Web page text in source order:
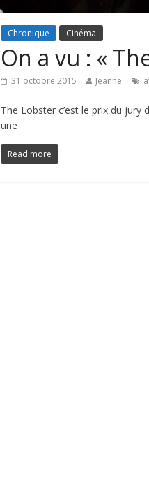
Chronique Cinéma
On a vu : «
31 octobre 2015 Jeanne
The Lobster c’est le prix du
une
Read more